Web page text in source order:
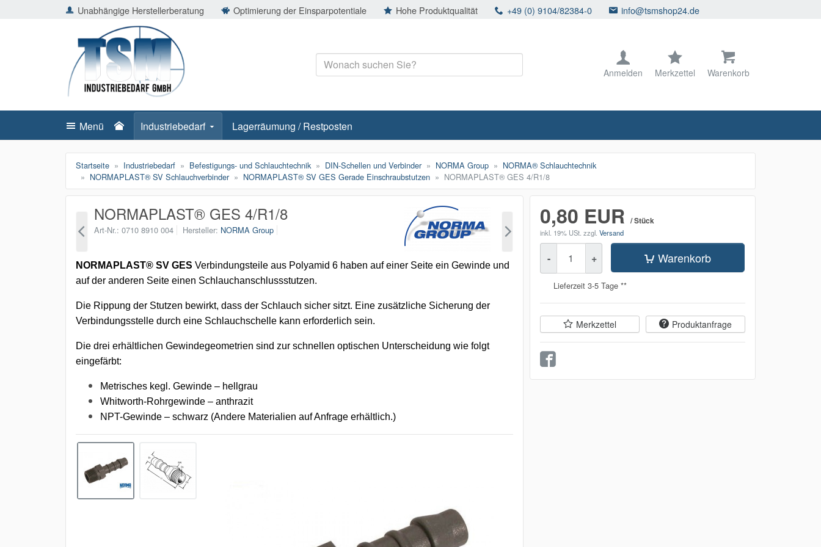
Unabhängige Herstellerberatung Optimierung der Einsparpotentiale Hohe Produktqualität +49 (0) 9104/82384-0 info@tsmshop24.de
schließen
Suche
Anmelden Merkzettel Warenkorb
Menü Industriebedarf Lagerräumung / Restposten
Startseite Industriebedarf Befestigungs- und Schlauchtechnik DIN-Schellen und Verbinder NORMA Group
NORMA® Schlauchtechnik
NORMAPLAST® SV Schlauchverbinder
NORMAPLAST® SV GES Gerade Einschraubstutzen NORMAPLAST® GES 4/R1/8
NORMAPLAST® GES 4/R1/8
Art-Nr. 0710 8910 004 Hersteller NORMA Group
NORMAPLAST® SV GES Verbindungsteile aus Polyamid 6 haben auf einer Seite ein Gewinde und
auf der anderen Seite einen Schlauchanschlussstutzen.
Die Rippung der Stutzen bewirkt, dass der Schlauch sicher sitzt. Eine zusätzliche Sicherung der
Verbindungsstelle durch eine Schlauchschelle kann erforderlich sein.
Die drei erhältlichen Gewindegeometrien sind zur schnellen optischen Unterscheidung wie folgt
eingefärbt:
Metrisches kegl. Gewinde – hellgrau
Whitworth-Rohrgewinde – anthrazit
NPT-Gewinde – schwarz (Andere Materialien auf Anfrage erhältlich.)
0,80 EUR / Stück
inkl. 19% USt. zzgl. Versand
- + Warenkorb
Lieferzeit 3-5 Tage **
Merkzettel Produktanfrage